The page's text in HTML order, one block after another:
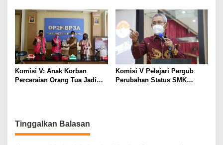
Komisi V: Anak Korban
Perceraian Orang Tua Jadi
Komisi V Pelajari Pergub
Perubahan Status SMK
Tinggalkan Balasan